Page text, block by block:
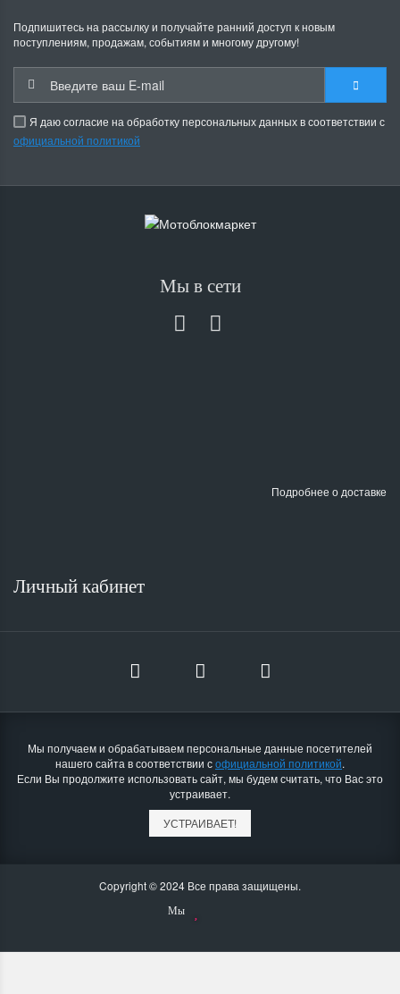
Подпишитесь на рассылку и получайте ранний доступ к новым
поступлениям, продажам, событиям и многому другому!
Я даю согласие на обработку персональных данных в соответствии с
официальной политикой
Мы в сети
Подробнее о доставке
Личный кабинет
Мы получаем и обрабатываем персональные данные посетителей
нашего сайта в соответствии софициальной политикой.
Если Вы продолжите использовать сайт, мы будем считать, что Вас это
устраивает.
УСТРАИВАЕТ!
Copyright © 2024 Все права защищены.
Мы